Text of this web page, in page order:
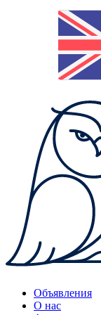
Объявления
О нас